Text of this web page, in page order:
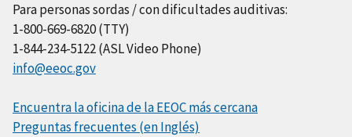
Para personas sordas / con dificultades auditivas:
1-800-669-6820 (TTY)
1-844-234-5122 (ASL Video Phone)
info@eeoc.gov
Encuentra la oficina de la EEOC más cercana
Preguntas frecuentes (en Inglés)